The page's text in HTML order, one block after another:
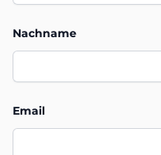
Nachname
Email